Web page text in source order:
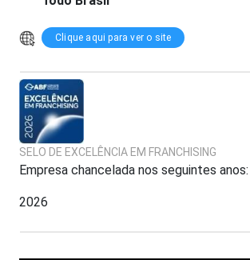
Clique aqui para ver o site
SELO DE EXCELÊNCIA EM FRANCHISING
Empresa chancelada nos seguintes anos:
2026